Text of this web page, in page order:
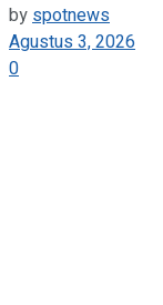
by spotnews
Agustus 3, 2026
0